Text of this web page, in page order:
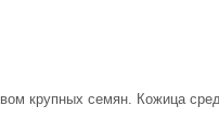
крупных семян. Кожица